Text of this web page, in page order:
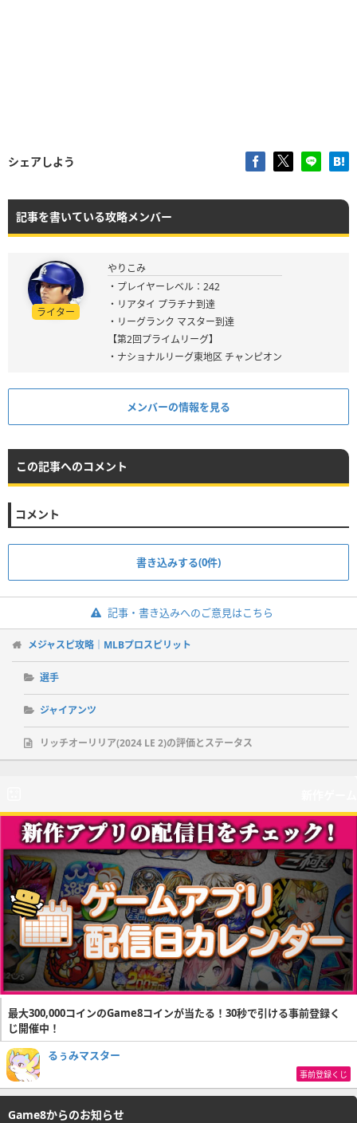
シェアしよう
記事を書いている攻略メンバー
ライター
やりこみ
・プレイヤーレベル：242
・リアタイ プラチナ到達
・リーグランク マスター到達
【第2回プライムリーグ】
・ナショナルリーグ東地区 チャンピオン
メンバーの情報を見る
この記事へのコメント
コメント
書き込みする(0件)
記事・書き込みへのご意見はこちら
メジャスピ攻略｜MLBプロスピリット
選手
ジャイアンツ
リッチオーリリア(2024 LE 2)の評価とステータス
最大300,000コインのGame8コインが当たる！30秒で引ける事前登録く
じ開催中！
るぅみマスター
事前登録くじ
Game8からのお知らせ